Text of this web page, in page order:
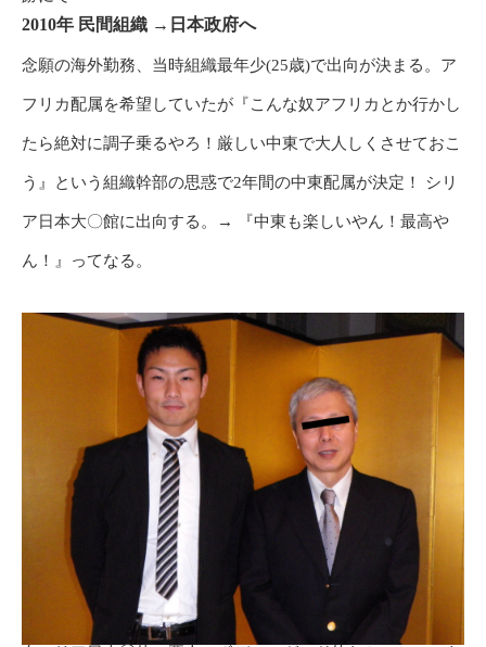
2010年 民間組織 →日本政府へ
念願の海外勤務、当時組織最年少(25歳)で出向が決まる。ア
フリカ配属を希望していたが『こんな奴アフリカとか行かし
たら絶対に調子乗るやろ！厳しい中東で大人しくさせておこ
う』という組織幹部の思惑で2年間の中東配属が決定！ シリ
ア日本大〇館に出向する。→ 『中東も楽しいやん！最高や
ん！』ってなる。